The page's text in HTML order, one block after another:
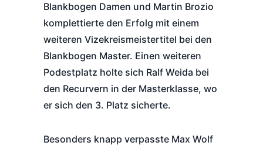
Blankbogen Damen und Martin Brozio
komplettierte den Erfolg mit einem
weiteren Vizekreismeistertitel bei den
Blankbogen Master. Einen weiteren
Podestplatz holte sich Ralf Weida bei
den Recurvern in der Masterklasse, wo
er sich den 3. Platz sicherte.
Besonders knapp verpasste Max Wolf